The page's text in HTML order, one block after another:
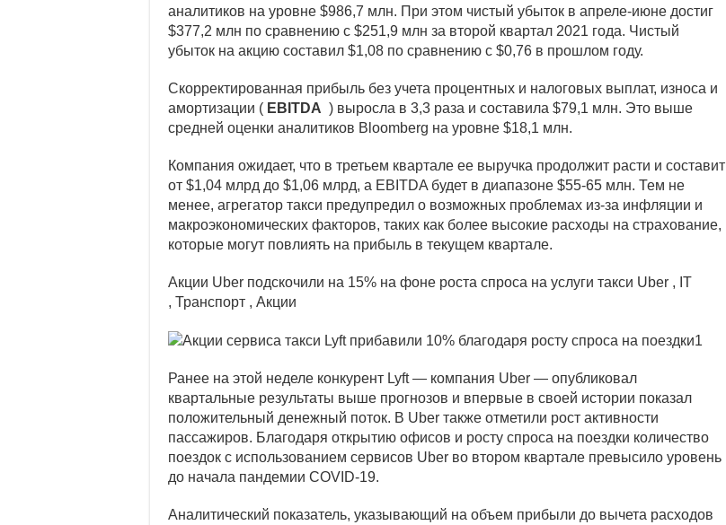
аналитиков на уровне $986,7 млн. При этом чистый убыток в апреле-июне достиг
$377,2 млн по сравнению с $251,9 млн за второй квартал 2021 года. Чистый
убыток на акцию составил $1,08 по сравнению с $0,76 в прошлом году.
Скорректированная прибыль без учета процентных и налоговых выплат, износа и
амортизации ( EBITDA ) выросла в 3,3 раза и составила $79,1 млн. Это выше
средней оценки аналитиков Bloomberg на уровне $18,1 млн.
Компания ожидает, что в третьем квартале ее выручка продолжит расти и составит
от $1,04 млрд до $1,06 млрд, а EBITDA будет в диапазоне $55-65 млн. Тем не
менее, агрегатор такси предупредил о возможных проблемах из-за инфляции и
макроэкономических факторов, таких как более высокие расходы на страхование,
которые могут повлиять на прибыль в текущем квартале.
Акции Uber подскочили на 15% на фоне роста спроса на услуги такси Uber , IT
, Транспорт , Акции
Ранее на этой неделе конкурент Lyft — компания Uber — опубликовал
квартальные результаты выше прогнозов и впервые в своей истории показал
положительный денежный поток. В Uber также отметили рост активности
пассажиров. Благодаря открытию офисов и росту спроса на поездки количество
поездок с использованием сервисов Uber во втором квартале превысило уровень
до начала пандемии COVID-19.
Аналитический показатель, указывающий на объем прибыли до вычета расходов